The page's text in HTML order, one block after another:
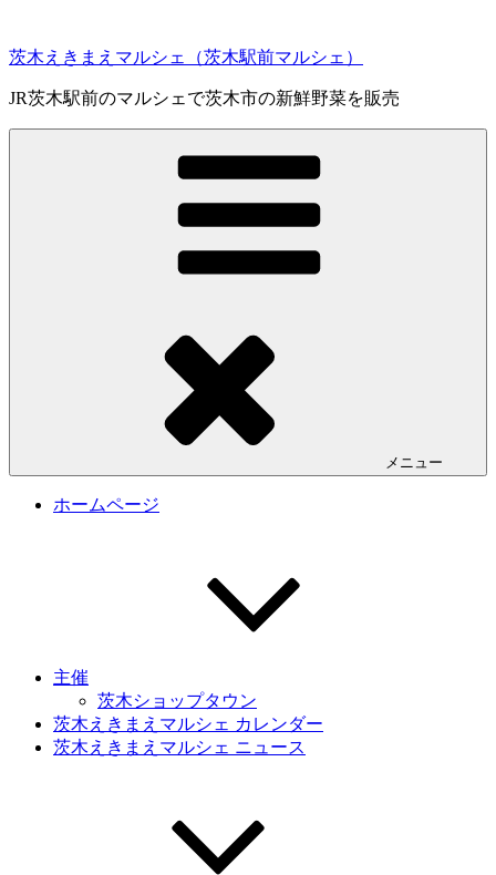
テ
ン
へ
茨木えきまえマルシェ（茨木駅前マルシェ）
JR茨木駅前のマルシェで茨木市の新鮮野菜を販売
メニュー
ホームページ
主催
茨木ショップタウン
茨木えきまえマルシェ カレンダー
茨木えきまえマルシェ ニュース